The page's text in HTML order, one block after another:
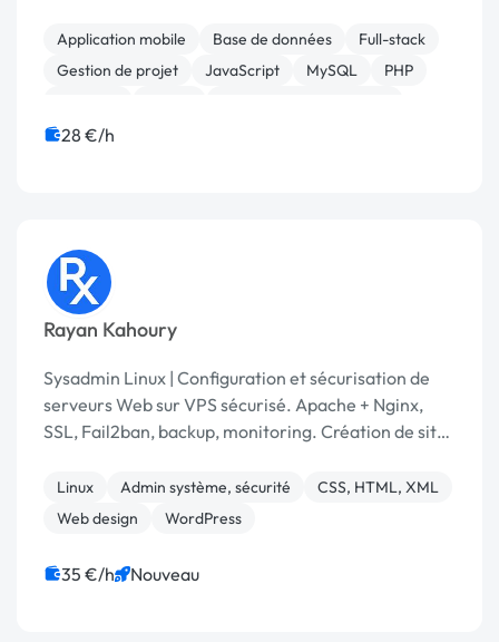
années un ensemble de connaissances dans de
nombre...
Application mobile Base de données
Full-stack
Gestion de projet
JavaScript MySQL
PHP
28 €/h
Rayan Kahoury
Sysadmin Linux | Configuration et sécurisation de
serveurs Web sur VPS sécurisé. Apache + Nginx,
SSL, Fail2ban, backup, monitoring. Création de sites
Linux Admin système, sécurité
CSS, HTML, XML
Web design
WordPress
35 €/h Nouveau